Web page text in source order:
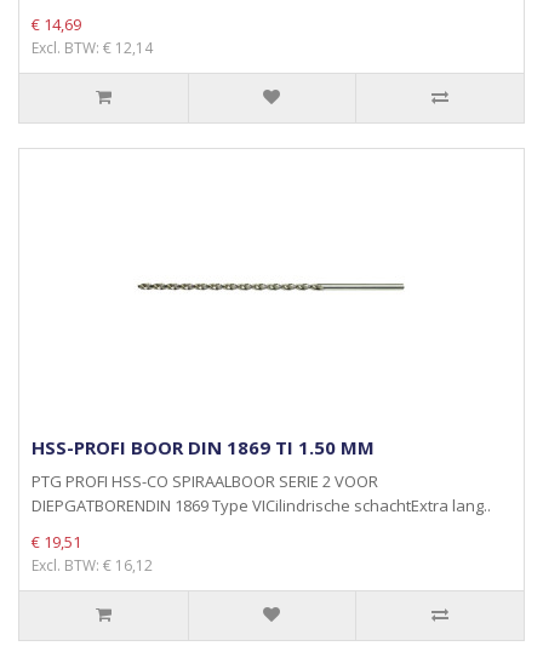
€ 14,69
Excl. BTW: € 12,14
HSS-PROFI BOOR DIN 1869 TI 1.50 MM
PTG PROFI HSS-CO SPIRAALBOOR SERIE 2 VOOR
DIEPGATBORENDIN 1869 Type VICilindrische schachtExtra lang..
€ 19,51
Excl. BTW: € 16,12